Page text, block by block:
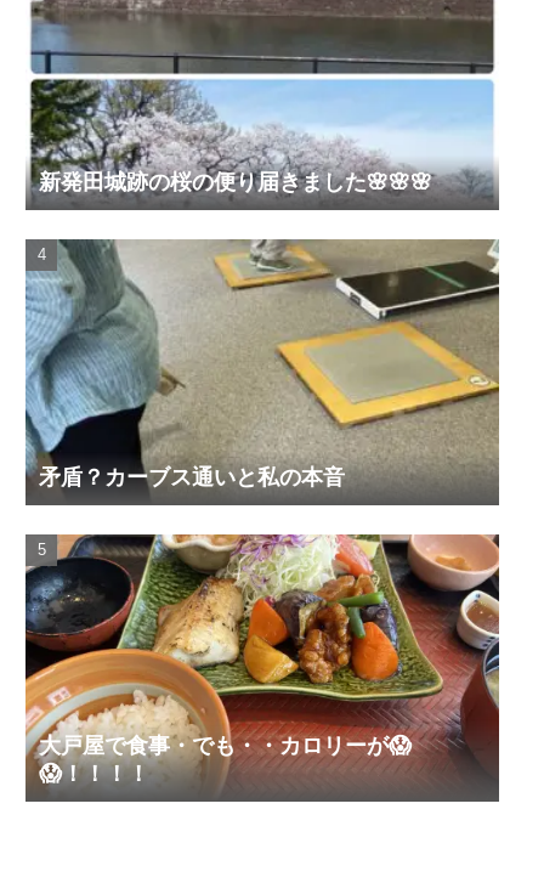
新発田城跡の桜の便り届きました🌸🌸🌸
矛盾？カーブス通いと私の本音
大戸屋で食事・でも・・カロリーが😱
😱！！！！